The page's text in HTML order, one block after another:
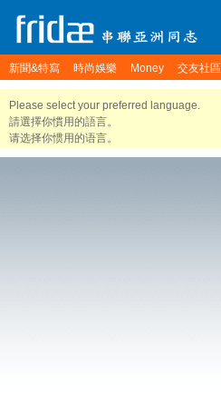
新聞&特寫 時尚娛樂 Money 交友社區
Please select your preferred language.
請選擇你慣用的語言。
请选择你惯用的语言。